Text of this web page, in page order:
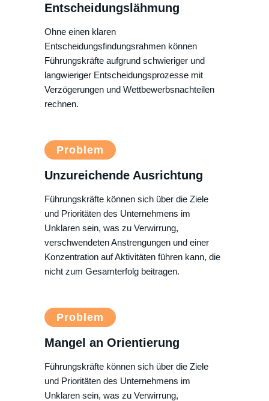
Entscheidungslähmung
Ohne einen klaren
Entscheidungsfindungsrahmen können
Führungskräfte aufgrund schwieriger und
langwieriger Entscheidungsprozesse mit
Verzögerungen und Wettbewerbsnachteilen
rechnen.
Problem
Unzureichende Ausrichtung
Führungskräfte können sich über die Ziele
und Prioritäten des Unternehmens im
Unklaren sein, was zu Verwirrung,
verschwendeten Anstrengungen und einer
Konzentration auf Aktivitäten führen kann, die
nicht zum Gesamterfolg beitragen.
Problem
Mangel an Orientierung
Führungskräfte können sich über die Ziele
und Prioritäten des Unternehmens im
Unklaren sein, was zu Verwirrung,